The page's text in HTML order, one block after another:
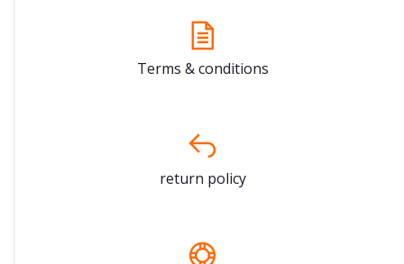
Terms & conditions
return policy